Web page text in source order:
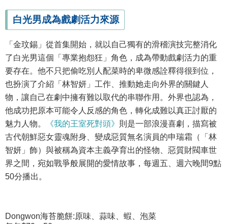
白光男成為戲劇活力來源
「金玟錫」從首集開始，就以自己獨有的滑稽演技完整消化
了白光男這個「專業抱怨狂」角色，成為帶動戲劇活力的重
要存在。他不只把偷吃別人配菜時的卑微感詮釋得很到位，
也扮演了介紹「林智妍」工作、推動她走向外界的關鍵人
物，讓自己在劇中擁有難以取代的串聯作用。外界也認為，
他成功把原本可能令人反感的角色，轉化成難以真正討厭的
魅力人物。
《我的王室死對頭》 則是一部浪漫喜劇，描寫被
古代朝鮮惡女靈魂附身、變成惡質無名演員的申瑞霜（「林
智妍」飾）與被稱為資本主義孕育出的怪物、惡質財閥車世
界之間，宛如戰爭般展開的愛情故事，每週五、週六晚間9點
50分播出。
Dongwon海苔脆餅:原味、蒜味、蝦、泡菜